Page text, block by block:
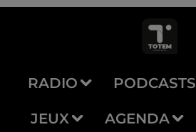
RADIO PODCASTS
JEUX AGENDA